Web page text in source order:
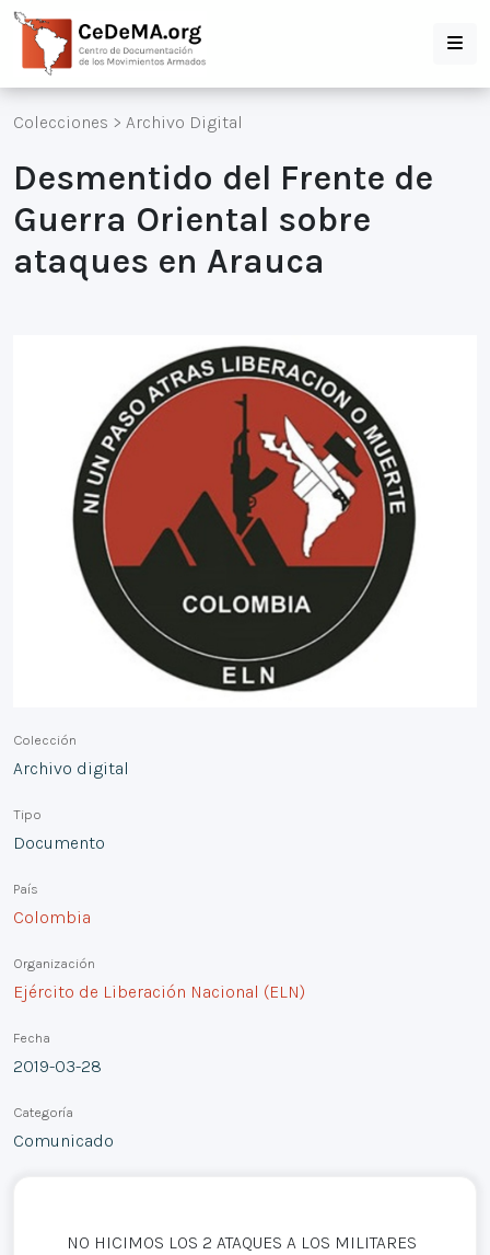
Colecciones > Archivo Digital
Desmentido del Frente de
Guerra Oriental sobre
ataques en Arauca
Colección
Archivo digital
Tipo
Documento
País
Colombia
Organización
Ejército de Liberación Nacional (ELN)
Fecha
2019-03-28
Categoría
Comunicado
NO HICIMOS LOS 2 ATAQUES A LOS MILITARES